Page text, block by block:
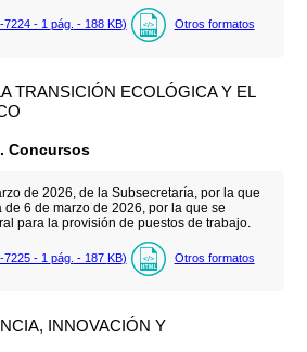
7224 - 1 pág. - 188 KB) Otros formatos
TRANSICIÓN ECOLÓGICA Y EL
Concursos
de 2026, de la Subsecretaría, por la que
6 de marzo de 2026, por la que se
para la provisión de puestos de trabajo.
- 1 pág. - 187 KB) Otros formatos
INNOVACIÓN Y